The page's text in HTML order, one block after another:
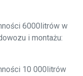
6000litrów w
i montażu:
10 000litrów